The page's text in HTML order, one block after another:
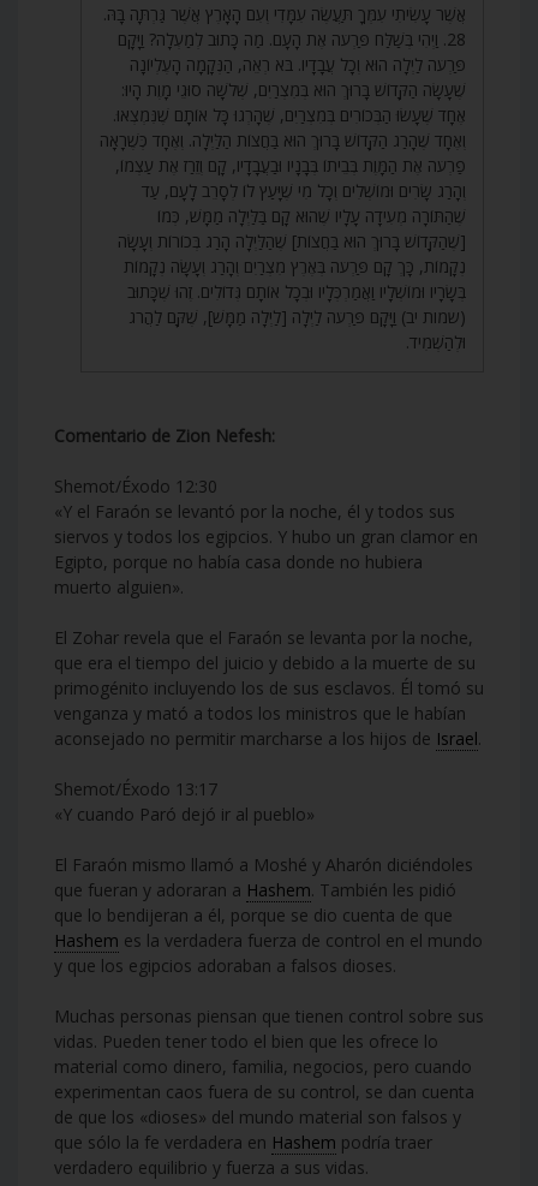
אֲשֶׁר עָשִׂיתִי עִמְּךָ תַּעֲשֶׂה עִמָּדִי וְעִם הָאָרֶץ אֲשֶׁר גַּרְתָּה בָּהּ.
28. וַיְהִי בְּשַׁלַּח פַּרְעֹה אֶת הָעָם. מַה כָּתוּב לְמַעְלָה? וַיָּקָם
פַּרְעֹה לַיְלָה הוּא וְכָל עֲבָדָיו. בֹּא רְאֵה, הַנְּקָמָה הָעֶלְיוֹנָה
שֶׁעָשָׂה הַקָּדוֹשׁ בָּרוּךְ הוּא בְּמִצְרַיִם, שְׁלֹשָׁה סוּגֵי מָוֶת הָיוּ:
אֶחָד שֶׁעָשׂוּ הַבְּכוֹרִים בְּמִצְרַיִם, שֶׁהָרְגוּ כָּל אוֹתָם שֶׁנִּמְצְאוּ.
וְאֶחָד שֶׁהָרַג הַקָּדוֹשׁ בָּרוּךְ הוּא בַּחֲצוֹת הַלַּיְלָה. וְאֶחָד כְּשֶׁרָאָה
פַרְעֹה אֶת הַמָּוֶת בְּבֵיתוֹ בְּבָנָיו וּבַעֲבָדָיו, קָם וְזֵרַז אֶת עַצְמוֹ,
וְהָרַג שָׂרִים וּמוֹשְׁלִים וְכָל מִי שֶׁיָּעַץ לוֹ לְסָרֵב לָעָם, עַד
שֶׁהַתּוֹרָה מְעִידָה עָלָיו שֶׁהוּא קָם בַּלַּיְלָה מַמָּשׁ, כְּמוֹ
[שֶׁהַקָּדוֹשׁ בָּרוּךְ הוּא בַּחֲצוֹת] שֶׁהַלַּיְלָה הָרַג בְּכוֹרוֹת וְעָשָׂה
נְקָמוֹת, כָּךְ קָם פַּרְעֹה בְּאֶרֶץ מִצְרַיִם וְהָרַג וְעָשָּׂה נְקָמוֹת
בְּשָׂרָיו וּמוֹשְׁלָיו וַאֲמַרְכְּלָיו וּבְכָל אוֹתָם גְּדוֹלִים. זֶהוּ שֶׁכָּתוּב
(שמות יב) וַיָּקָם פַּרְעֹה לַיְלָה [לַיְלָה מַמָּשׁ], שֶׁקָּם לַהֲרֹג
וּלְהַשְׁמִיד.
Comentario de Zion Nefesh:
Shemot/Éxodo 12:30
«Y el Faraón se levantó por la noche, él y todos sus
siervos y todos los egipcios. Y hubo un gran clamor en
Egipto, porque no había casa donde no hubiera
muerto alguien».
El Zohar revela que el Faraón se levanta por la noche,
que era el tiempo del juicio y debido a la muerte de su
primogénito incluyendo los de sus esclavos. Él tomó su
venganza y mató a todos los ministros que le habían
aconsejado no permitir marcharse a los hijos de Israel.
Shemot/Éxodo 13:17
«Y cuando Paró dejó ir al pueblo»
El Faraón mismo llamó a Moshé y Aharón diciéndoles
que fueran y adoraran a Hashem. También les pidió
que lo bendijeran a él, porque se dio cuenta de que
Hashem es la verdadera fuerza de control en el mundo
y que los egipcios adoraban a falsos dioses.
Muchas personas piensan que tienen control sobre sus
vidas. Pueden tener todo el bien que les ofrece lo
material como dinero, familia, negocios, pero cuando
experimentan caos fuera de su control, se dan cuenta
de que los «dioses» del mundo material son falsos y
que sólo la fe verdadera en Hashem podría traer
verdadero equilibrio y fuerza a sus vidas.